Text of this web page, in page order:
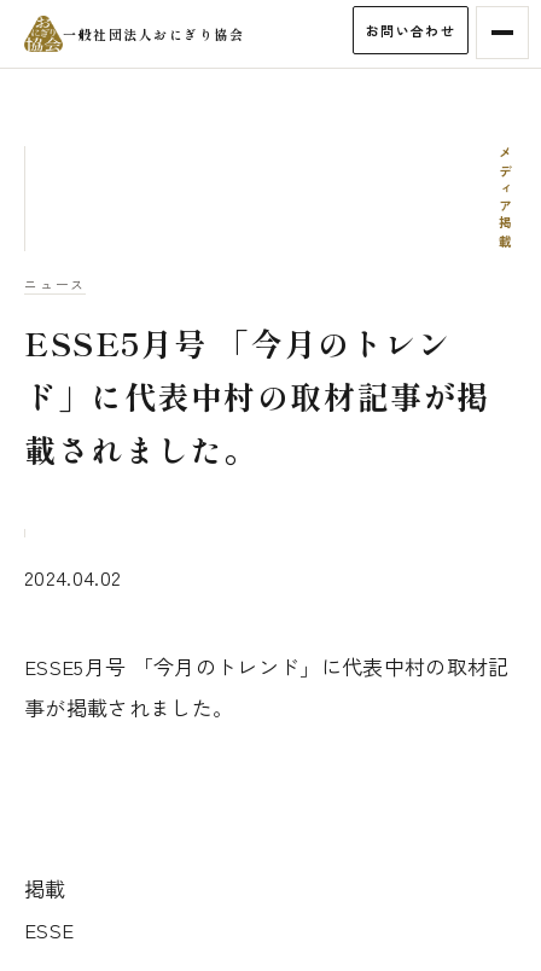
一般社団法人おにぎり協会 お問い合わせ
メディア掲載
ニュース
ESSE5月号 「今月のトレン
ド」に代表中村の取材記事が掲
載されました。
2024.04.02
ESSE5月号 「今月のトレンド」に代表中村の取材記
事が掲載されました。
掲載
ESSE